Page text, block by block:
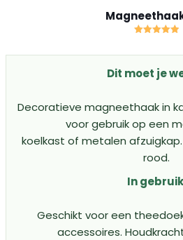
uit 5
Dit moet je
Decoratieve magneethaak in
voor gebruik op een
koelkast of metalen
rood.
In
Geschikt voor een
accessoires.